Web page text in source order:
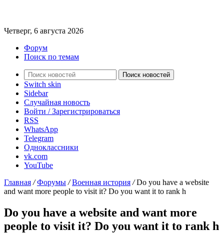
Четверг, 6 августа 2026
Форум
Поиск по темам
Поиск новостей
Switch skin
Sidebar
Случайная новость
Войти / Зарегистрироваться
RSS
WhatsApp
Telegram
Одноклассники
vk.com
YouTube
Главная / Форумы / Военная история / Do you have a website
and want more people to visit it? Do you want it to rank h
Do you have a website and want more
people to visit it? Do you want it to rank h